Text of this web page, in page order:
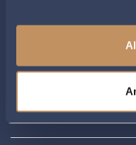
ZUR ÜBERSICHT